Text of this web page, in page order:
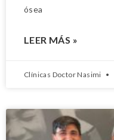
ósea
LEER MÁS »
Clínicas Doctor Nasimi